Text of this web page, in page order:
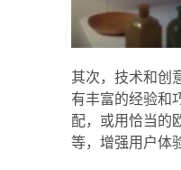
其次，技术和创
有丰富的经验和
配，或用恰当的
等，增强用户体